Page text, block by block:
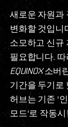
새로운 자원과
변화할 것입니
소모하고 신규
필요합니다.
EQUINOX소버
기간을 두기로
허브는 기존 '
모드'로 작동